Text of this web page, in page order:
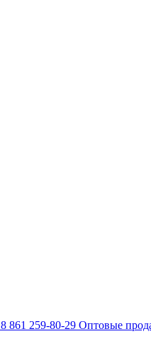
8 861 259-80-29 Оптовые